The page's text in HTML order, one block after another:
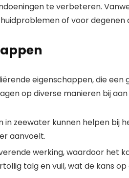
te verbeteren.
of voor degenen
eigenschappen, die
op diverse manieren bij
in zeewater kunnen helpen bij
aanvoelt.
werking, waardoor het
talg en vuil, wat de kans